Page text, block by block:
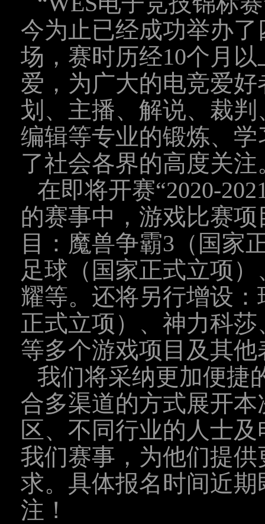
今为止已经成功举办
场，赛时历经10个月
爱，为广大的电竞爱
划、主播、解说、裁
编辑等专业的锻炼、
了社会各界的高度关注
在即将开赛“2020-
的赛事中，游戏比赛
目：魔兽争霸3（国家
足球（国家正式立项
耀等。还将另行增设
正式立项）、神力科
等多个游戏项目及其
我们将采纳更加便捷
合多渠道的方式展开
区、不同行业的人士
我们赛事，为他们提
求。具体报名时间近
注！